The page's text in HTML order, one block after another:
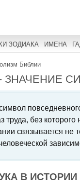
ЗОДИАКА ИМЕНА
Библии
ЗНАЧЕНИЕ
труда, без
связывается не
В